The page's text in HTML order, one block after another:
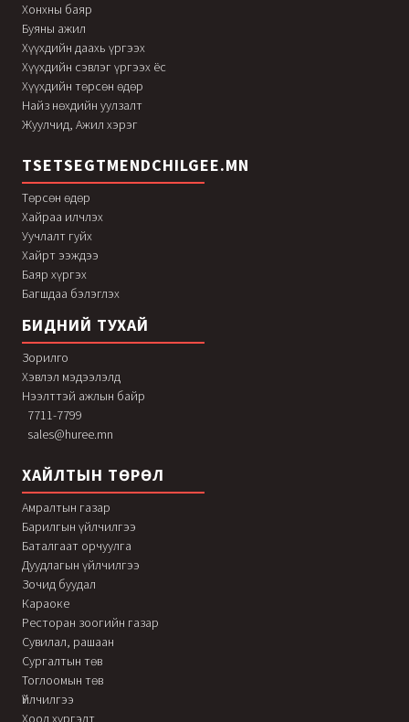
Хонхны баяр
Буяны ажил
Хүүхдийн даахь үргээх
Хүүхдийн сэвлэг үргээх ёс
Хүүхдийн төрсөн өдөр
Найз нөхдийн уулзалт
Жуулчид, Ажил хэрэг
TSETSEGTMENDCHILGEE.MN
Төрсөн өдөр
Хайраа илчлэх
Уучлалт гуйх
Хайрт ээждээ
Баяр хүргэх
Багшдаа бэлэглэх
БИДНИЙ ТУХАЙ
Зорилго
Хэвлэл мэдээлэлд
Нээлттэй ажлын байр
7711-7799
sales@huree.mn
ХАЙЛТЫН ТӨРӨЛ
Амралтын газар
Барилгын үйлчилгээ
Баталгаат орчуулга
Дуудлагын үйлчилгээ
Зочид буудал
Караоке
Ресторан зоогийн газар
Сувилал, рашаан
Сургалтын төв
Тоглоомын төв
Үйлчилгээ
Хоол хүргэлт